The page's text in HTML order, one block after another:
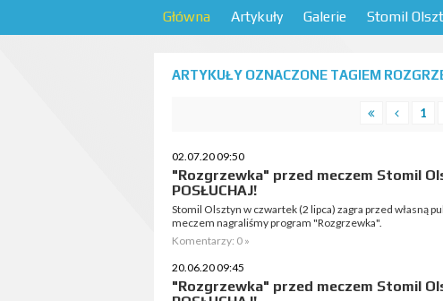
Główna Artykuły Galerie Stomil
ARTYKUŁY OZNACZONE TAGIEM
1
02.07.20 09:50
"Rozgrzewka" przed meczem Stomil
POSŁUCHAJ!
Stomil Olsztyn w czwartek (2 lipca) zagra przed własną
meczem nagraliśmy program "Rozgrzewka".
Komentarzy: 0 »
20.06.20 09:45
"Rozgrzewka" przed meczem Stomil